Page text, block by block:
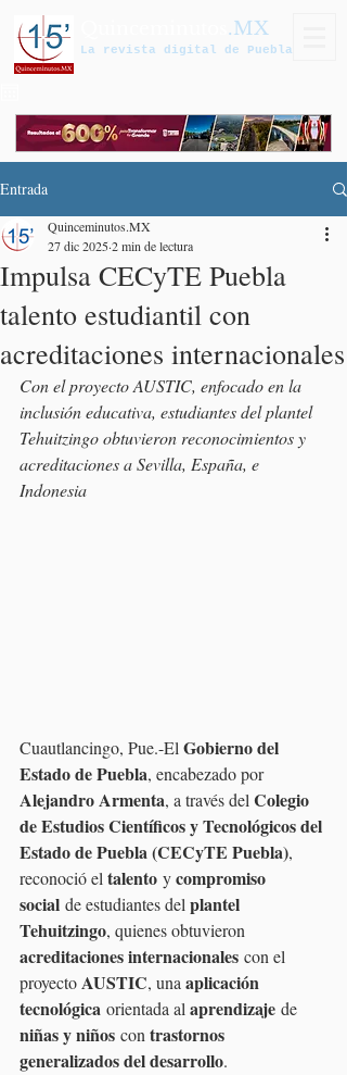
.MX
La revista digital de Puebla
Entrada
Impulsa CECyTE Puebla
talento estudiantil con
acreditaciones internacionales
Quinceminutos.MX
27 dic 20252 min de lectura
Con el proyecto AUSTIC, enfocado en la
inclusión educativa, estudiantes del plantel
Tehuitzingo obtuvieron reconocimientos y
acreditaciones a Sevilla, España, e
Indonesia
Cuautlancingo, Pue.-El Gobierno del
Estado de Puebla, encabezado por
Alejandro Armenta, a través del Colegio
de Estudios Científicos y Tecnológicos del
Estado de Puebla (CECyTE Puebla),
reconoció el talento y compromiso
social de estudiantes del plantel
Tehuitzingo, quienes obtuvieron
acreditaciones internacionales con el
proyecto AUSTIC, una aplicación
tecnológica orientada al aprendizaje de
niñas y niños con trastornos
generalizados del desarrollo.